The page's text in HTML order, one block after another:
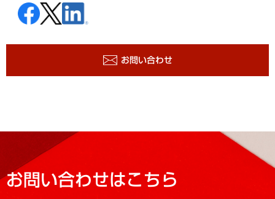
お問い合わせ
お問い合わせはこちら